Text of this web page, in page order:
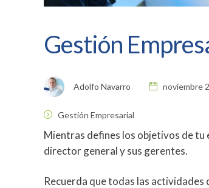
Gestión
Adolfo Navarro noviembre
Gestión Empresarial
Mientras defines los objetivos de tu
director general y sus gerentes.
Recuerda que todas las